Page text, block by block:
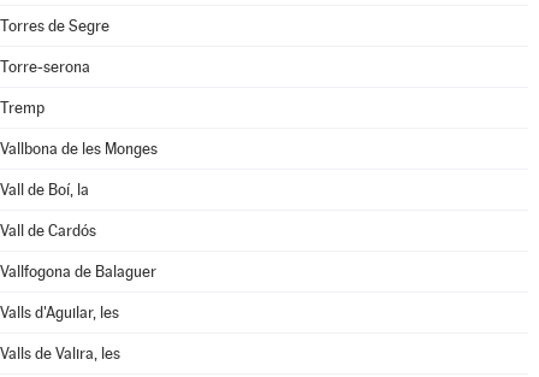
Torres de Segre
Torre-serona
Tremp
Vallbona de les Monges
Vall de Boí, la
Vall de Cardós
Vallfogona de Balaguer
Valls d'Aguilar, les
Valls de Valira, les